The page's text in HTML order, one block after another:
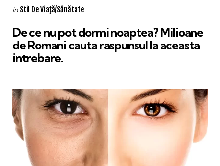
Categories
Posted
in Stil De Viaţă/Sănătate
De ce nu pot dormi noaptea? Milioane
de Romani cauta raspunsul la aceasta
intrebare.